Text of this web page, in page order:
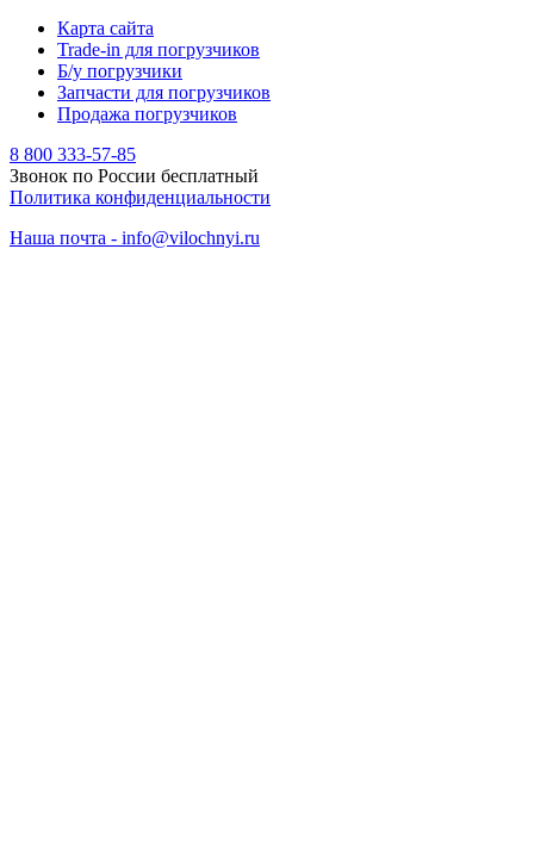
Карта сайта
Trade-in для погрузчиков
Б/у погрузчики
Запчасти для погрузчиков
Продажа погрузчиков
8 800 333-57-85
Звонок по России бесплатный
Политика конфиденциальности
Наша почта - info@vilochnyi.ru